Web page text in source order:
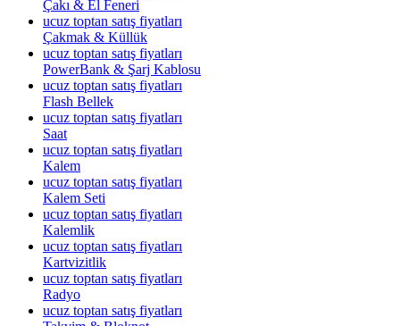
Çakı & El Feneri
ucuz toptan satış fiyatları
Çakmak & Küllük
ucuz toptan satış fiyatları
PowerBank & Şarj Kablosu
ucuz toptan satış fiyatları
Flash Bellek
ucuz toptan satış fiyatları
Saat
ucuz toptan satış fiyatları
Kalem
ucuz toptan satış fiyatları
Kalem Seti
ucuz toptan satış fiyatları
Kalemlik
ucuz toptan satış fiyatları
Kartvizitlik
ucuz toptan satış fiyatları
Radyo
ucuz toptan satış fiyatları